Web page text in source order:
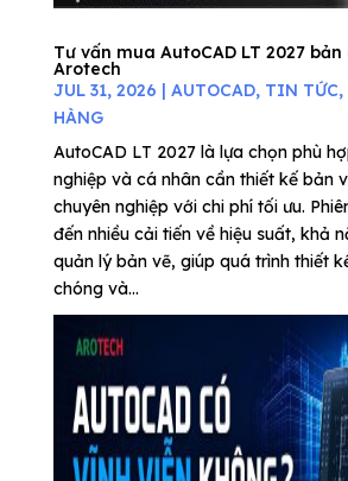
Tư vấn mua AutoCAD LT 2027 bản
Arotech
JUL 31, 2026 | AUTOCAD, TIN TỨC,
HÀNG
AutoCAD LT 2027 là lựa chọn phù
nghiệp và cá nhân cần thiết kế bản
chuyên nghiệp với chi phí tối ưu.
đến nhiều cải tiến về hiệu suất, khả
quản lý bản vẽ, giúp quá trình thiết
chóng và...